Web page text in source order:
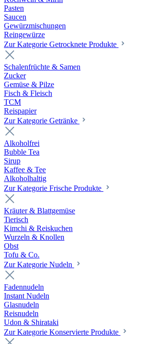
Pasten
Saucen
Gewürzmischungen
Reingewürze
Zur Kategorie Getrocknete Produkte
Schalenfrüchte & Samen
Zucker
Gemüse & Pilze
Fisch & Fleisch
TCM
Reispapier
Zur Kategorie Getränke
Alkoholfrei
Bubble Tea
Sirup
Kaffee & Tee
Alkoholhaltig
Zur Kategorie Frische Produkte
Kräuter & Blattgemüse
Tierisch
Kimchi & Reiskuchen
Wurzeln & Knollen
Obst
Tofu & Co.
Zur Kategorie Nudeln
Fadennudeln
Instant Nudeln
Glasnudeln
Reisnudeln
Udon & Shirataki
Zur Kategorie Konservierte Produkte